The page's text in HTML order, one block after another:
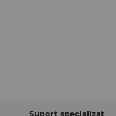
Suport specializat